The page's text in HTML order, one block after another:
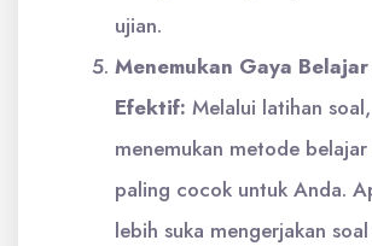
ujian.
Menemukan Gaya
Efektif: Melalui latihan
menemukan metode
paling cocok untuk Anda.
lebih suka mengerjakan